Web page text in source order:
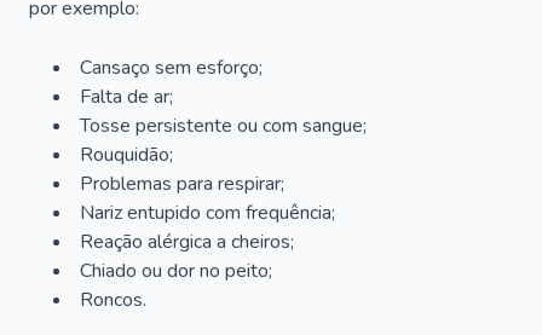
por exemplo:
Cansaço sem esforço;
Falta de ar;
Tosse persistente ou com sangue;
Rouquidão;
Problemas para respirar;
Nariz entupido com frequência;
Reação alérgica a cheiros;
Chiado ou dor no peito;
Roncos.